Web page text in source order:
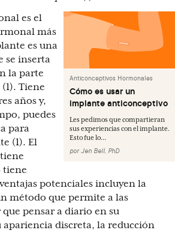
Anticonceptivos Hormonales
Cómo es usar un
implante anticonceptivo
Les pedimos que compartieran
sus experiencias con el implante.
Esto fue lo...
porJen Bell, PhD
es el
más
es una
se inserta
la parte
Tiene
años y,
puedes
para
(1). El
tiene
potenciales incluyen la
método que permite a las
pensar a diario en su
discreta, la reducción